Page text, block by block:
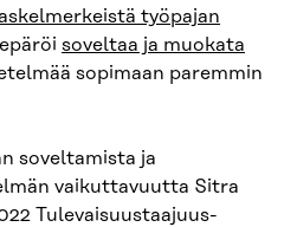
työpajan
soveltaa ja muokata
sopimaan paremmin
soveltamista ja
vaikuttavuutta Sitra
Tulevaisuustaajuus-